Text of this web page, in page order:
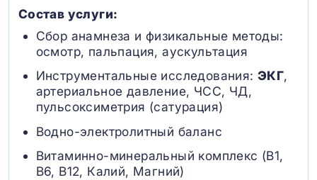
Состав услуги:
Сбор анамнеза и физикальные методы:
осмотр, пальпация, аускультация
Инструментальные исследования: ЭКГ,
артериальное давление, ЧСС, ЧД,
пульсоксиметрия (сатурация)
Водно-электролитный баланс
Витаминно-минеральный комплекс (B1,
B6, В12, Калий, Магний)